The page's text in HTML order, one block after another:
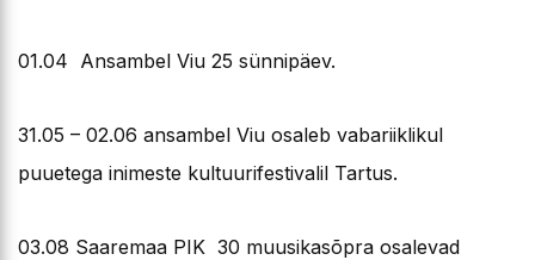
01.04 Ansambel Viu 25 sünnipäev.
31.05 – 02.06 ansambel Viu osaleb vabariiklikul
puuetega inimeste kultuurifestivalil Tartus.
03.08 Saaremaa PIK 30 muusikasõpra osalevad